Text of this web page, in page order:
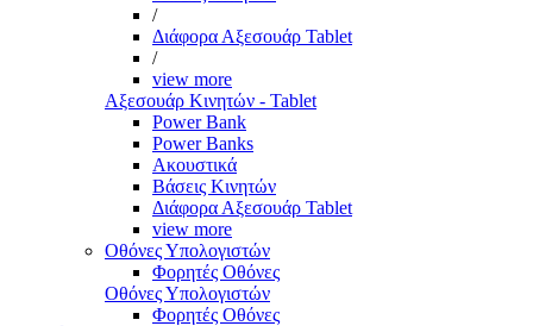
/
Διάφορα Αξεσουάρ Tablet
/
view more
Αξεσουάρ Κινητών - Tablet
Power Bank
Power Banks
Ακουστικά
Βάσεις Κινητών
Διάφορα Αξεσουάρ Tablet
view more
Οθόνες Υπολογιστών
Φορητές Οθόνες
Οθόνες Υπολογιστών
Φορητές Οθόνες